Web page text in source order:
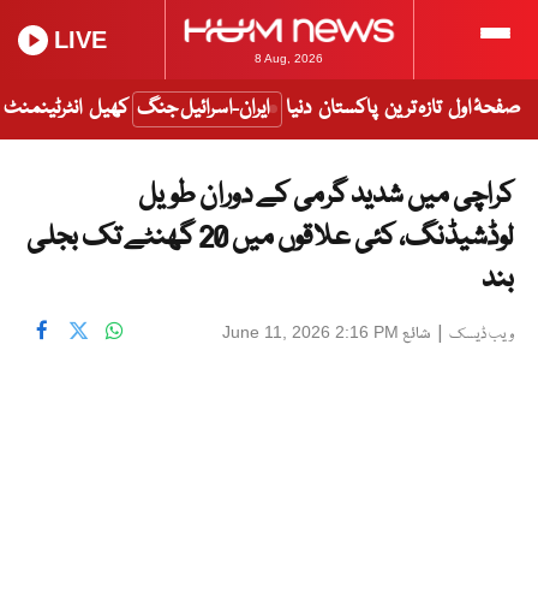
8 Aug, 2026
LIVE
صفحۂ اول تازہ ترین پاکستان دنیا ایران-اسرائیل جنگ کھیل انٹرٹینمنٹ
کراچی میں شدید گرمی کے دوران طویل
لوڈشیڈنگ، کئی علاقوں میں 20 گھنٹے تک بجلی
بند
ویب ڈیسک | شائع June 11, 2026 2:16 PM